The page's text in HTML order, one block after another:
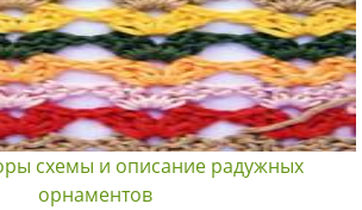
схемы и описание радужных
орнаментов